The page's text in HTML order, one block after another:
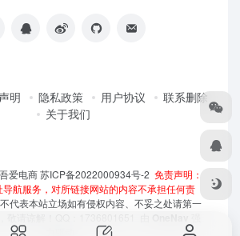
明 隐私政策 用户协议
联系删除
关于我们
吾爱电商 苏ICP备2022000934号-2 免责声明：
航服务，对所链接网站的内容不承担任何责
代表本站立场如有侵权内容、不妥之处请第一